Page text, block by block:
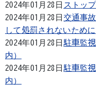
2024年01月28日 ストッ
2024年01月28日 交通事
して処罰されないために
2024年01月28日 駐車監
内）
2024年01月28日 駐車監
内）